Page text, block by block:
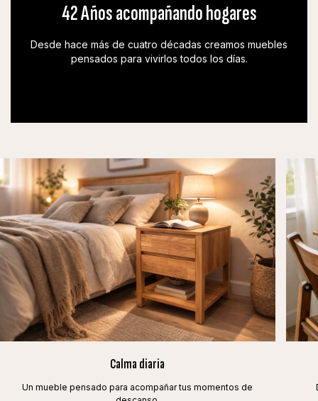
42 Años acompañando hogares
Desde hace más de cuatro décadas creamos muebles
pensados para vivirlos todos los días.
Calma diaria
Un mueble pensado para acompañar tus momentos de